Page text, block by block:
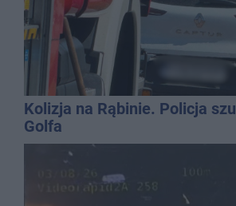
Kolizja na Rąbinie. Policja
Golfa